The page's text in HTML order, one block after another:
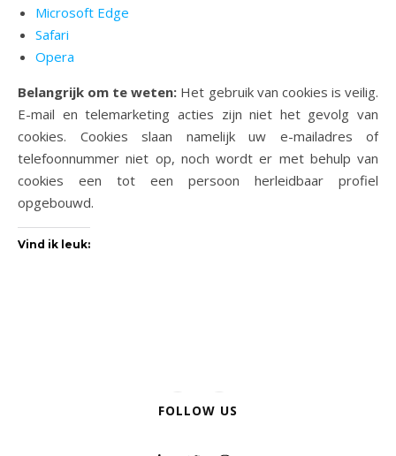
Microsoft Edge
Safari
Opera
Belangrijk om te weten: Het gebruik van cookies is veilig.
E-mail en telemarketing acties zijn niet het gevolg van
cookies. Cookies slaan namelijk uw e-mailadres of
telefoonnummer niet op, noch wordt er met behulp van
cookies een tot een persoon herleidbaar profiel
opgebouwd.
Vind ik leuk:
FOLLOW US